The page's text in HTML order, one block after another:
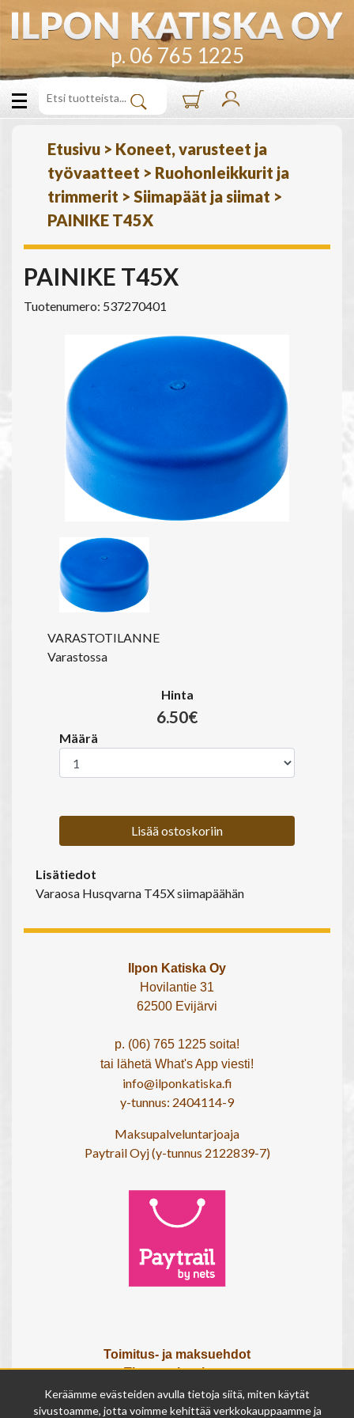
p. 06 765 1225
Etusivu > Koneet, varusteet ja
työvaatteet > Ruohonleikkurit ja
trimmerit > Siimapäät ja siimat >
PAINIKE T45X
PAINIKE T45X
Tuotenumero: 537270401
VARASTOTILANNE
Varastossa
Hinta
6.50€
Määrä
Lisää ostoskoriin
Lisätiedot
Varaosa Husqvarna T45X siimapäähän
Ilpon Katiska Oy
Hovilantie 31
62500 Evijärvi
p. (06) 765 1225 soita!
tai lähetä What's App viesti!
info@ilponkatiska.fi
y-tunnus: 2404114-9
Maksupalveluntarjoaja
Paytrail Oyj (y-tunnus 2122839-7)
Toimitus- ja maksuehdot
Tietosuojaseloste
Tietoa meistä
Osta lahjakortti
Keräämme evästeiden avulla tietoja siitä, miten käytät
sivustoamme, jotta voimme kehittää verkkokauppaamme ja